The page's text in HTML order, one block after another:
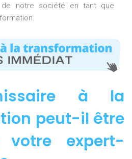
de notre société en tant que
à la
peut-il être
votre expert-